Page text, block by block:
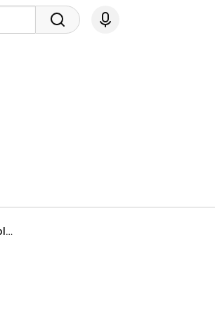
Canción Ganadora del Premio NossideMusica 2010 - Ecología a Punto de Mate.